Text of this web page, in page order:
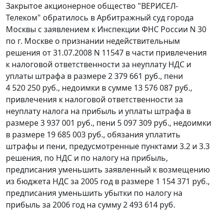
Закрытое акционерное общество "ВЕРИСЕЛ-
Телеком" обратилось в Арбитражный суд города
Москвы с заявлением к Инспекции ФНС России N 30
по г. Москве о признании недействительным
решения от 31.07.2008 N 11547 в части привлечения
к налоговой ответственности за неуплату НДС и
уплаты штрафа в размере 2 379 661 руб., пени
4 520 250 руб., недоимки в сумме 13 576 087 руб.,
привлечения к налоговой ответственности за
неуплату налога на прибыль и уплаты штрафа в
размере 3 937 001 руб., пени 5 097 309 руб., недоимки
в размере 19 685 003 руб., обязания уплатить
штрафы и пени, предусмотренные пунктами 3.2 и 3.3
решения, по НДС и по налогу на прибыль,
предписания уменьшить заявленный к возмещению
из бюджета НДС за 2005 год в размере 1 154 371 руб.,
предписания уменьшить убытки по налогу на
прибыль за 2006 год на сумму 2 493 614 руб.